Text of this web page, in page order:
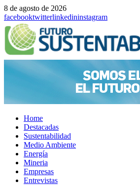
8 de agosto de 2026
facebooktwitterlinkedininstagram
Home
Destacadas
Sustentabilidad
Medio Ambiente
Energía
Mineria
Empresas
Entrevistas